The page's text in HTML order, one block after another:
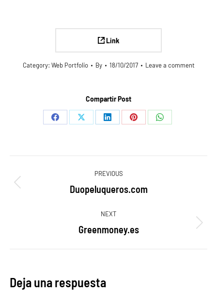
Link
Category: Web Portfolio By 18/10/2017 Leave a comment
Compartir Post
Share
Share
Share
Share
Share
Navegación
entre
PREVIOUS
Proyecto
Duopeluqueros.com
NEXT
Proyecto
Greenmoney.es
Deja una respuesta